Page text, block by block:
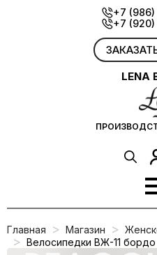
+7
+7
LENA
Search
Главная Магазин
Велосипедки ВЖ-11 бордо